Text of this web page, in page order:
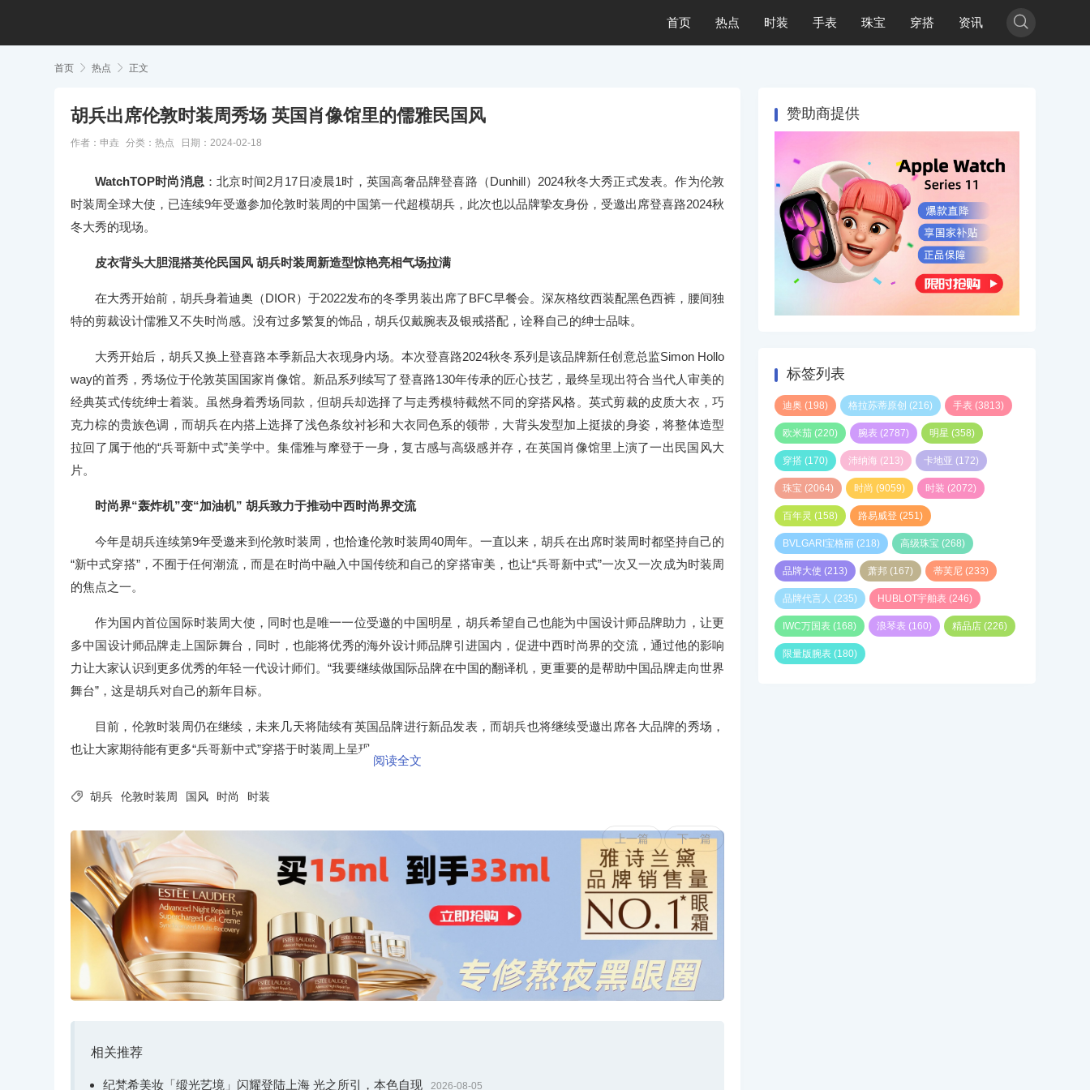
首页 热点 时装 手表 珠宝 穿搭 资讯 
首页  热点  正文
胡兵出席伦敦时装周秀场 英国肖像馆里的儒雅民国风
作者：申垚 分类： 热点 日期：2024-02-18
WatchTOP时尚消息 ：北京时间2月17日凌晨1时，英国高奢品牌登喜路（Dunhill）2024秋冬大秀正式发表。作为伦敦
时装周全球大使，已连续9年受邀参加伦敦时装周的中国第一代超模胡兵，此次也以品牌挚友身份，受邀出席登喜路2024秋
冬大秀的现场。
皮衣背头大胆混搭英伦民国风 胡兵时装周新造型惊艳亮相气场拉满
在大秀开始前，胡兵身着迪奥（DIOR）于2022发布的冬季男装出席了BFC早餐会。深灰格纹西装配黑色西裤，腰间独
特的剪裁设计儒雅又不失时尚感。没有过多繁复的饰品，胡兵仅戴腕表及银戒搭配，诠释自己的绅士品味。
大秀开始后，胡兵又换上登喜路本季新品大衣现身内场。本次登喜路2024秋冬系列是该品牌新任创意总监Simon Hollo
way的首秀，秀场位于伦敦英国国家肖像馆。新品系列续写了登喜路130年传承的匠心技艺，最终呈现出符合当代人审美的
经典英式传统绅士着装。虽然身着秀场同款，但胡兵却选择了与走秀模特截然不同的穿搭风格。英式剪裁的皮质大衣，巧
克力棕的贵族色调，而胡兵在内搭上选择了浅色条纹衬衫和大衣同色系的领带，大背头发型加上挺拔的身姿，将整体造型
拉回了属于他的“兵哥新中式”美学中。集儒雅与摩登于一身，复古感与高级感并存，在英国肖像馆里上演了一出民国风大
片。
时尚界“轰炸机”变“加油机” 胡兵致力于推动中西时尚界交流
今年是胡兵连续第9年受邀来到伦敦时装周，也恰逢伦敦时装周40周年。一直以来，胡兵在出席时装周时都坚持自己的
“新中式穿搭”，不囿于任何潮流，而是在时尚中融入中国传统和自己的穿搭审美，也让“兵哥新中式”一次又一次成为时装周
的焦点之一。
作为国内首位国际时装周大使，同时也是唯一一位受邀的中国明星，胡兵希望自己也能为中国设计师品牌助力，让更
多中国设计师品牌走上国际舞台，同时，也能将优秀的海外设计师品牌引进国内，促进中西时尚界的交流，通过他的影响
力让大家认识到更多优秀的年轻一代设计师们。“我要继续做国际品牌在中国的翻译机，更重要的是帮助中国品牌走向世界
舞台”，这是胡兵对自己的新年目标。
目前，伦敦时装周仍在继续，未来几天将陆续有英国品牌进行新品发表，而胡兵也将继续受邀出席各大品牌的秀场，
也让大家期待能有更多“兵哥新中式”穿搭于时装周上呈现。
阅读全文
 胡兵 伦敦时装周 国风 时尚 时装
上一篇 下一篇
相关推荐
纪梵希美妆「缎光艺境」闪耀登陆上海 光之所引，本色自现 2026-08-05
赞助商提供
标签列表
迪奥 (198) 格拉苏蒂原创 (216) 手表 (3813)
欧米茄 (220) 腕表 (2787) 明星 (358)
穿搭 (170) 沛纳海 (213) 卡地亚 (172)
珠宝 (2064) 时尚 (9059) 时装 (2072)
百年灵 (158) 路易威登 (251)
BVLGARI宝格丽 (218) 高级珠宝 (268)
品牌大使 (213) 萧邦 (167) 蒂芙尼 (233)
品牌代言人 (235) HUBLOT宇舶表 (246)
IWC万国表 (168) 浪琴表 (160) 精品店 (226)
限量版腕表 (180)